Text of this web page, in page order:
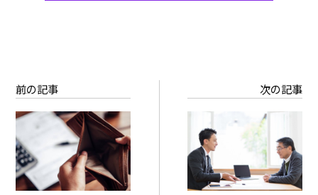
前の記事 次の記事